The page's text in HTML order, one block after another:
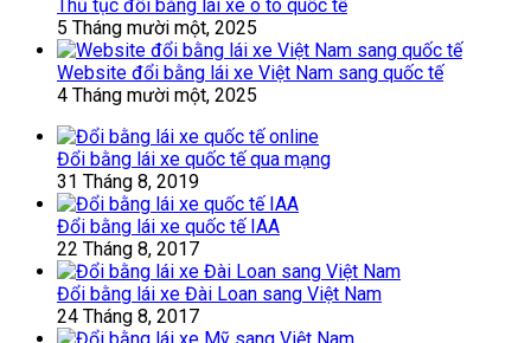
Thủ tục đổi bằng lái xe ô tô quốc tế
5 Tháng mười một, 2025
Website đổi bằng lái xe Việt Nam sang quốc tế
4 Tháng mười một, 2025
Đổi bằng lái xe quốc tế qua mạng
31 Tháng 8, 2019
Đổi bằng lái xe quốc tế IAA
22 Tháng 8, 2017
Đổi bằng lái xe Đài Loan sang Việt Nam
24 Tháng 8, 2017